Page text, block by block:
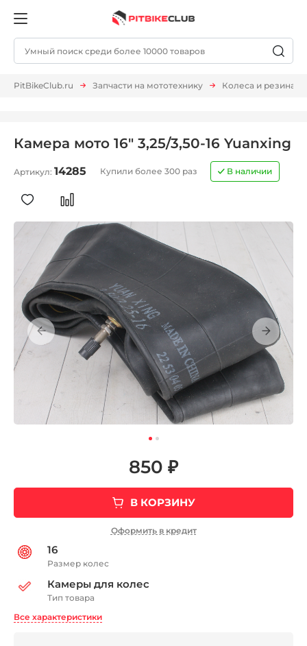
PitBikeClub.ru Запчасти на мототехнику Колеса и резина
Камера мото 16" 3,25/3,50-16 Yuanxing
Артикул: 14285 Купили более 300 раз В наличии
850 ₽
В КОРЗИНУ
Оформить в кредит
16
Размер колес
Камеры для колес
Тип товара
Все характеристики